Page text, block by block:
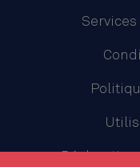
Services